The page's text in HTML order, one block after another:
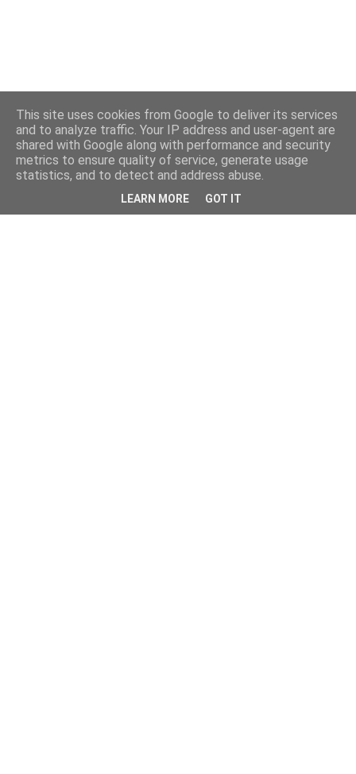
This site uses cookies from Google to deliver its services
and to analyze traffic. Your IP address and user-agent are
shared with Google along with performance and security
metrics to ensure quality of service, generate usage
statistics, and to detect and address abuse.
LEARN MORE GOT IT